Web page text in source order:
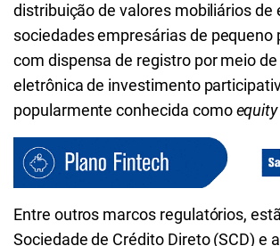
distribuição de valores mobiliários de
sociedades empresárias de pequeno
com dispensa de registro por meio
eletrônica de investimento
popularmente conhecida como
Entre outros marcos regulatórios,
Sociedade de Crédito Direto (SCD) e